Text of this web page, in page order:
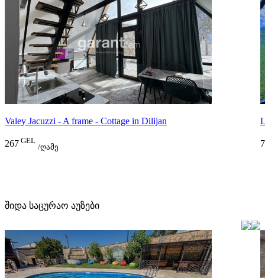
Valey Jacuzzi - A frame - Cottage in Dilijan
267 GEL
/ღამე
შიდა საცურაო აუზები